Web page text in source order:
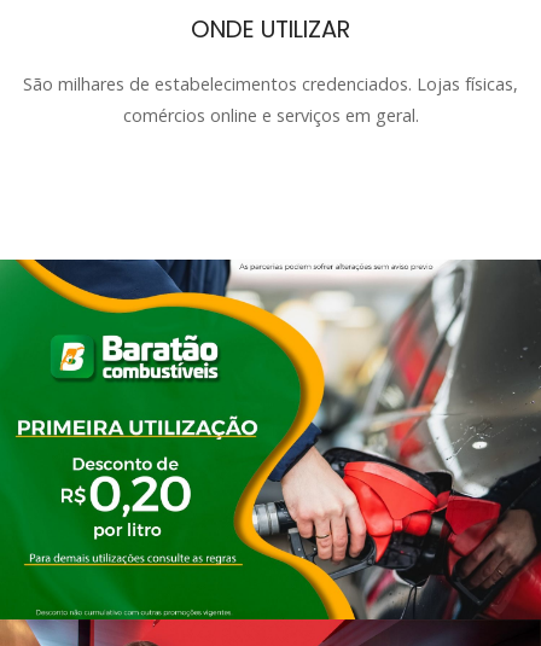
ONDE UTILIZAR
São milhares de estabelecimentos credenciados. Lojas físicas,
comércios online e serviços em geral.